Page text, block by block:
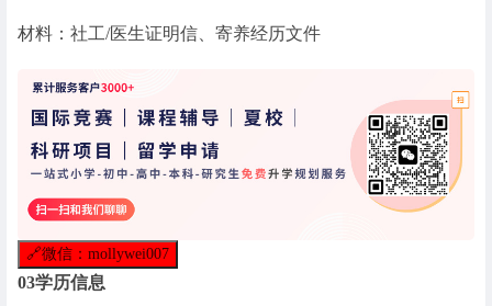
材料：社工/医生证明信、寄养经历文件
🔗微信：mollywei007
03学历信息